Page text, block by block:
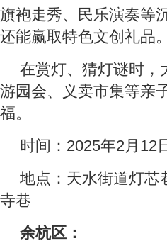
旗袍走秀、民乐演奏等
还能赢取特色文创礼品。
在赏灯、猜灯谜时，
游园会、义卖市集等亲
福。
时间：2025年2月12
地点：天水街道灯
寺巷
余杭区：